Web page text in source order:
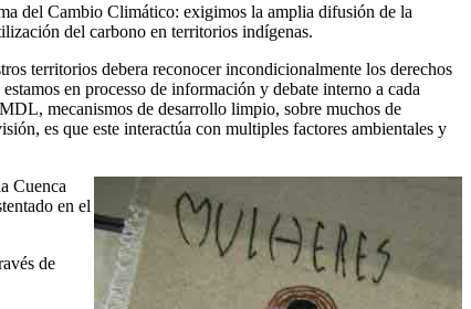
del Cambio Climático: exigimos la amplia difusión de la
del carbono en territorios indígenas.
territorios debera reconocer incondicionalmente los derechos
en processo de información y debate interno a cada
mecanismos de desarrollo limpio, sobre muchos de
es que este interactúa con multiples factores ambientales y
Cuenca
en el
de